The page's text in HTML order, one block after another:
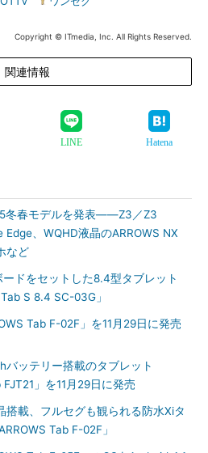
Copyright © ITmedia, Inc. All Rights Reserved.
関連情報
LINE Hatena
冬春モデルを発表――Z3／Z3
、WQHD液晶のARROWS NX
など
ドをセットした8.4型タブレット
S 8.4 SC-03G」
Tab F-02F」を11月29日に発売
バッテリー搭載のタブレット
FJT21」を11月29日に発売
搭載、フルセグも観られる防水Xiタ
Tab F-02F」